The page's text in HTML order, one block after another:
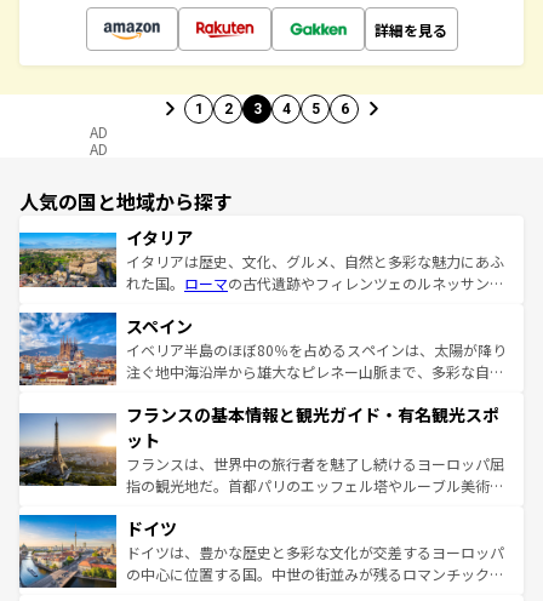
詳細を見る
1 2 3 4 5 6
AD
AD
人気の国と地域から探す
イタリア
イタリアは歴史、文化、グルメ、自然と多彩な魅力にあふ
れた国。 ローマの古代遺跡やフィレンツェのルネッサンス
ろん、トスカーナの美しい田園風景やアマルフィ海岸の絶
景など、自然景観も見逃せない。観光の合間には、本場の
ピザやパスタなど、絶品のイタリア料理を堪能することも
ませてくれるイタリアで、忘れられない旅をしてみよう！
なお、新着のイタリア情報は
しい。
スペイン
イベリア半島のほぼ80％を占めるスペインは、太陽が降り
注ぐ地中海沿岸から雄大なピレネー山脈まで、多彩な自然
文化が根付くこの国では、情熱的なフラメンコ、熱気あふ
れる闘牛、そして美味しいタパスが生活の一部となってい
る。首都マドリードの洗練された雰囲気や、バルセロナの
アートに溢れた街角から、地方では古代ローマ遺跡や中世
せる。地方によって風土や気候が異なるスペインはその個
性で訪れる人を魅了する。 なお、新着のスペイン情報は コ
ンテンツ一覧を参照してほしい。
フランスの基本情報と観光ガイド・有名観光スポ
ット
フランスは、世界中の旅行者を魅了し続けるヨーロッパ屈
指の観光地だ。首都パリのエッフェル塔やルーブル美術館
で、幅広い魅力が詰まっている。華麗な宮殿、歴史的な大
聖堂、美しいビーチ、そして豊かな自然が、訪れる者を心
から魅了する。また、フランスは美食の国としても知ら
ドイツ
ドイツは、豊かな歴史と多彩な文化が交差するヨーロッパ
の中心に位置する国。中世の街並みが残るロマンチック街